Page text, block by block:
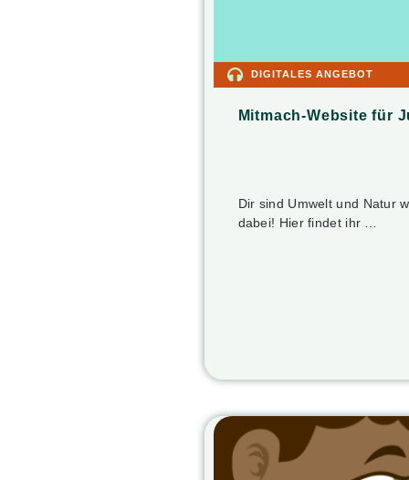
DIGITALES ANGEBOT
Mitmach-Website für
Dir sind Umwelt und Natur
dabei! Hier findet ihr …